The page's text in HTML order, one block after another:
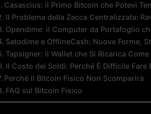
Casascius: il Primo Bitcoin che Potevi
Il Problema della Zecca Centralizzata:
Opendime: il Computer da Portafoglio
Satodime e OfflineCash: Nuove Forme,
Tapsigner: il Wallet che Si Ricarica
Il Costo dei Soldi: Perché È Difficile
Perché il Bitcoin Fisico Non Scomparirà
FAQ sul Bitcoin Fisico